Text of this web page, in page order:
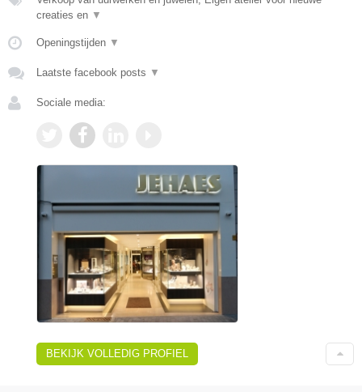
creaties en ▼
Openingstijden ▼
Laatste facebook posts ▼
Sociale media:
BEKIJK VOLLEDIG PROFIEL